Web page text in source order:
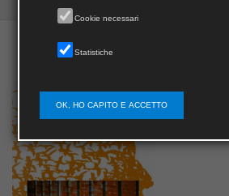
Cookie necessari
Statistiche
OK, HO CAPITO E ACCETTO